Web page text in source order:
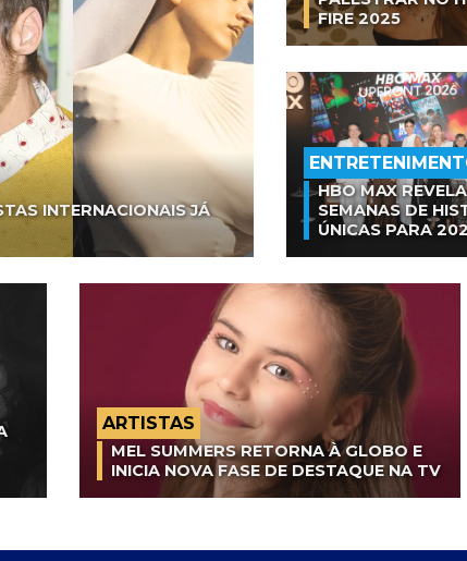
INTERNACIONAIS JÁ
FIRE 2025
HBO MAX
SEMANAS DE
ÚNICAS PARA
ARTISTAS
MEL SUMMERS RETORNA À GLOBO E
INICIA NOVA FASE DE DESTAQUE NA TV